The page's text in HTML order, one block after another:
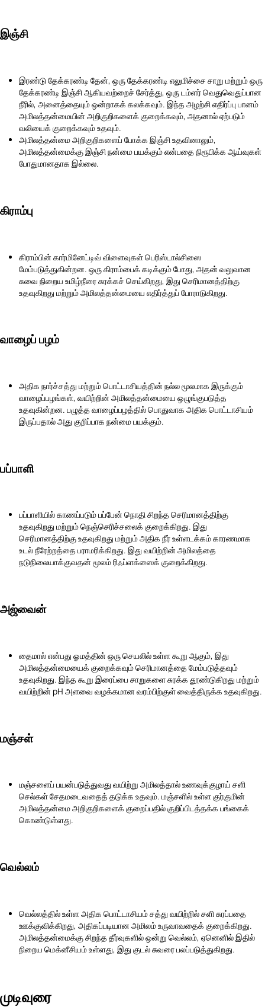
இஞ்சி
இரண்டு தேக்கரண்டி தேன், ஒரு தேக்கரண்டி எலுமிச்சை சாறு மற்றும் ஒரு
தேக்கரண்டி இஞ்சி ஆகியவற்றைச் சேர்த்து, ஒரு டம்ளர் வெதுவெதுப்பான
நீரில், அனைத்தையும் ஒன்றாகக் கலக்கவும். இந்த அழற்சி எதிர்ப்பு பானம்
அமிலத்தன்மையின் அறிகுறிகளைக் குறைக்கவும், அதனால் ஏற்படும்
வலியைக் குறைக்கவும் உதவும்.
அமிலத்தன்மை அறிகுறிகளைப் போக்க இஞ்சி உதவினாலும்,
அமிலத்தன்மைக்கு இஞ்சி நன்மை பயக்கும் என்பதை நிரூபிக்க ஆய்வுகள்
போதுமானதாக இல்லை.
கிராம்பு
கிராம்பின் கார்மினேட்டிவ் விளைவுகள் பெரிஸ்டால்சிஸை
மேம்படுத்துகின்றன. ஒரு கிராம்பைக் கடிக்கும் போது, ​​அதன் வலுவான
சுவை நிறைய உமிழ்நீரை சுரக்கச் செய்கிறது, இது செரிமானத்திற்கு
உதவுகிறது மற்றும் அமிலத்தன்மையை எதிர்த்துப் போராடுகிறது.
வாழைப் பழம்
அதிக நார்ச்சத்து மற்றும் பொட்டாசியத்தின் நல்ல மூலமாக இருக்கும்
வாழைப்பழங்கள், வயிற்றின் அமிலத்தன்மையை ஒழுங்குபடுத்த
உதவுகின்றன. பழுத்த வாழைப்பழத்தில் பொதுவாக அதிக பொட்டாசியம்
இருப்பதால் அது குறிப்பாக நன்மை பயக்கும்.
பப்பாளி
பப்பாளியில் காணப்படும் பப்பேன் நொதி சிறந்த செரிமானத்திற்கு
உதவுகிறது மற்றும் நெஞ்செரிச்சலைக் குறைக்கிறது. இது
செரிமானத்திற்கு உதவுகிறது மற்றும் அதிக நீர் உள்ளடக்கம் காரணமாக
உடல் நீரேற்றத்தை பராமரிக்கிறது. இது வயிற்றின் அமிலத்தை
நடுநிலையாக்குவதன் மூலம் ரிஃப்ளக்ஸைக் குறைக்கிறது.
அஜ்வைன்
தைமால் என்பது ஓமத்தின் ஒரு செயலில் உள்ள கூறு ஆகும், இது
அமிலத்தன்மையைக் குறைக்கவும் செரிமானத்தை மேம்படுத்தவும்
உதவுகிறது. இந்த கூறு இரைப்பை சாறுகளை சுரக்க தூண்டுகிறது மற்றும்
வயிற்றின் pH அளவை வழக்கமான வரம்பிற்குள் வைத்திருக்க உதவுகிறது.
மஞ்சள்
மஞ்சளைப் பயன்படுத்துவது வயிற்று அமிலத்தால் உணவுக்குழாய் சளி
செல்கள் சேதமடைவதைத் தடுக்க உதவும். மஞ்சளில் உள்ள குர்குமின்
அமிலத்தன்மை அறிகுறிகளைக் குறைப்பதில் குறிப்பிடத்தக்க பங்கைக்
கொண்டுள்ளது.
வெல்லம்
வெல்லத்தில் உள்ள அதிக பொட்டாசியம் சத்து வயிற்றில் சளி சுரப்பதை
ஊக்குவிக்கிறது, அதிகப்படியான அமிலம் உருவாவதைக் குறைக்கிறது.
அமிலத்தன்மைக்கு சிறந்த தீர்வுகளில் ஒன்று வெல்லம், ஏனெனில் இதில்
நிறைய மெக்னீசியம் உள்ளது, இது குடல் சுவரை பலப்படுத்துகிறது.
முடிவுரை